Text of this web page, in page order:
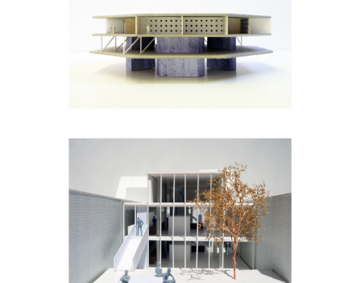
Groendienst
Antwerpen
Administratief
Centrum Berlare